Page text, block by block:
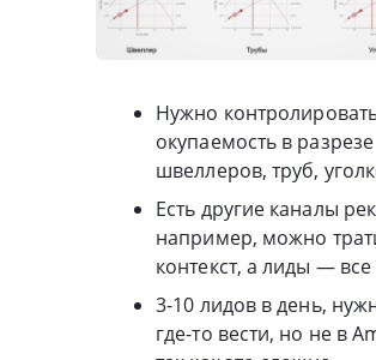
Нужно
окупаемость в разрезе
швеллеров, труб,
Есть другие каналы
например, можно
контекст, а лиды — все
3-10 лидов в день,
где-то вести, но не в